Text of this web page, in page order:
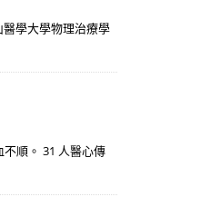
學大學物理治療學
順。 31 人醫心傳